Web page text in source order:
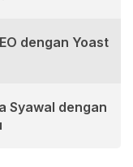
dengan Yoast
Syawal dengan